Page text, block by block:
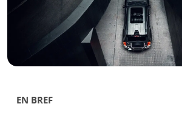
EN BREF